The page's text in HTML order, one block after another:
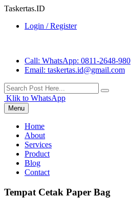
Taskertas.ID
Login / Register
Call: WhatsApp: 0811-2648-980
Email: taskertas.id@gmail.com
Klik to WhatsApp
Menu
Home
About
Services
Product
Blog
Contact
Tempat Cetak Paper Bag